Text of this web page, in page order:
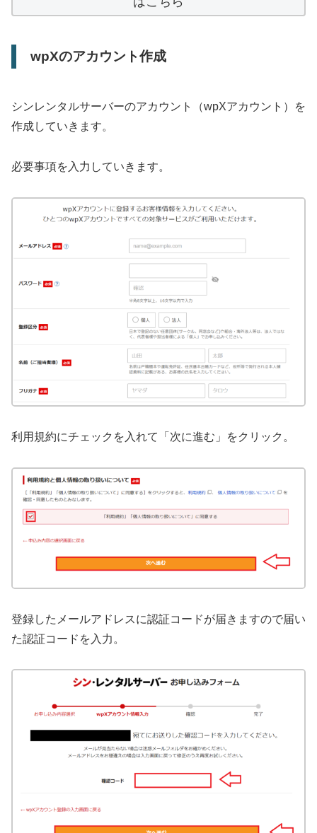
wpXのアカウント作成
シンレンタルサーバーのアカウント（wpXアカウント）を
作成していきます。
必要事項を入力していきます。
利用規約にチェックを入れて「次に進む」をクリック。
登録したメールアドレスに認証コードが届きますので届い
た認証コードを入力。